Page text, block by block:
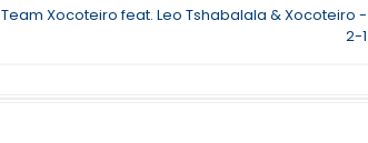
Team Xocoteiro feat. Leo Tshabalala & Xocoteiro -
2-1